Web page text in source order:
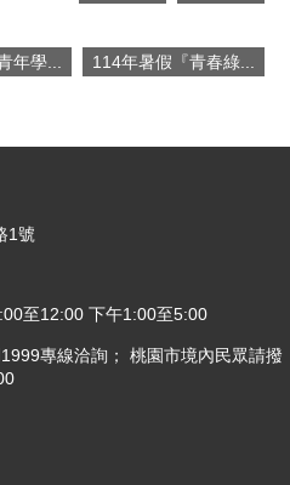
年學... 114年暑假『青春綠...
1號
至12:00 下午1:00至5:00
專線洽詢； 桃園市境內民眾請撥